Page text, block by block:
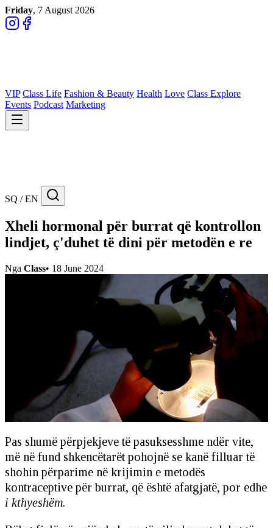
Friday, 7 August 2026
VIP Class Life Fashion & Beauty Health Love Class Explore
Events Podcast Marketing
SQ / EN
Xheli hormonal për burrat që kontrollon
lindjet, ç'duhet të dini për metodën e re
Nga Class• 18 June 2024
Pas shumë përpjekjeve të pasuksesshme ndër vite,
më në fund shkencëtarët pohojnë se kanë filluar të
shohin përparime në krijimin e metodës
kontraceptive për burrat, që është afatgjatë, por edhe
i kthyeshëm.